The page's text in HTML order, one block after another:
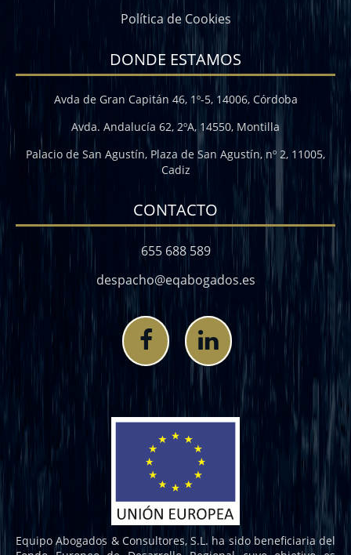
Política de Cookies
DONDE ESTAMOS
Avda de Gran Capitán 46, 1º-5, 14006, Córdoba
Avda. Andalucía 62, 2ºA, 14550, Montilla
Palacio de San Agustín, Plaza de San Agustín, nº 2, 11005,
Cadiz
CONTACTO
655 688 589
despacho@eqabogados.es
Equipo Abogados & Consultores, S.L. ha sido beneficiaria del